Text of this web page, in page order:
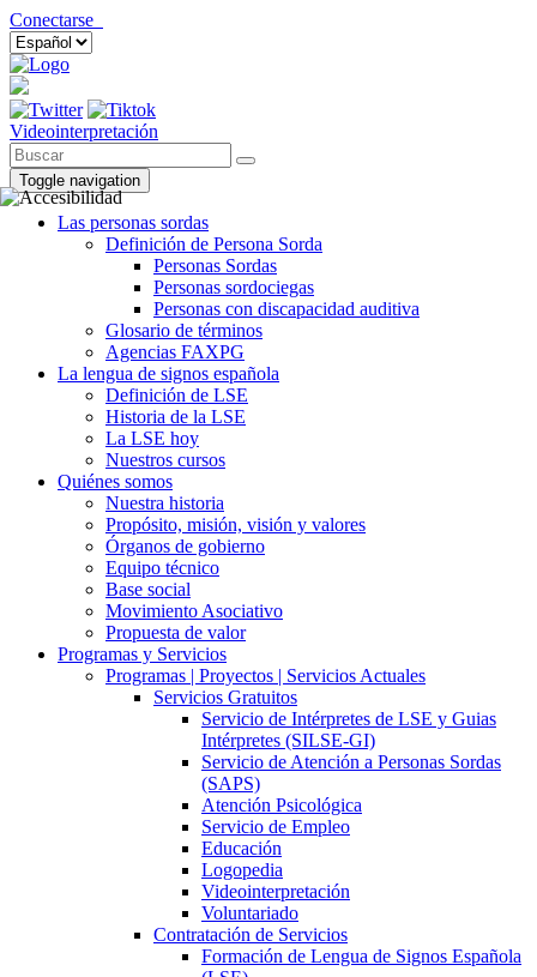
Conectarse
Videointerpretación
Toggle navigation
Las personas sordas
Definición de Persona Sorda
Personas Sordas
Personas sordociegas
Personas con discapacidad auditiva
Glosario de términos
Agencias FAXPG
La lengua de signos española
Definición de LSE
Historia de la LSE
La LSE hoy
Nuestros cursos
Quiénes somos
Nuestra historia
Propósito, misión, visión y valores
Órganos de gobierno
Equipo técnico
Base social
Movimiento Asociativo
Propuesta de valor
Programas y Servicios
Programas | Proyectos | Servicios Actuales
Servicios Gratuitos
Servicio de Intérpretes de LSE y Guias
Intérpretes (SILSE-GI)
Servicio de Atención a Personas Sordas
(SAPS)
Atención Psicológica
Servicio de Empleo
Educación
Logopedia
Videointerpretación
Voluntariado
Contratación de Servicios
Formación de Lengua de Signos Española